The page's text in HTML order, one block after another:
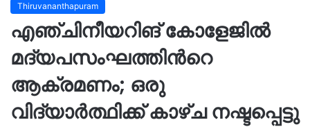
Thiruvananthapuram
എഞ്ചിനീയറിങ് കോളേജിൽ
മദ്യപസംഘത്തിന്‍റെ
ആക്രമണം; ഒരു
വിദ്യാർത്ഥിക്ക് കാഴ്ച നഷ്ടപ്പെട്ടു